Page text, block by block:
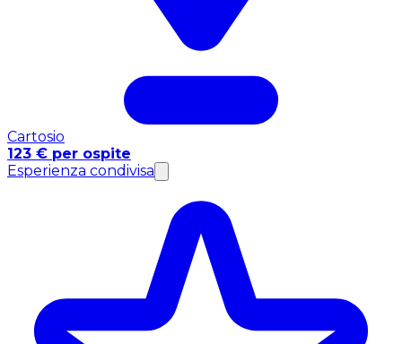
Cartosio
123 € per ospite
Esperienza condivisa